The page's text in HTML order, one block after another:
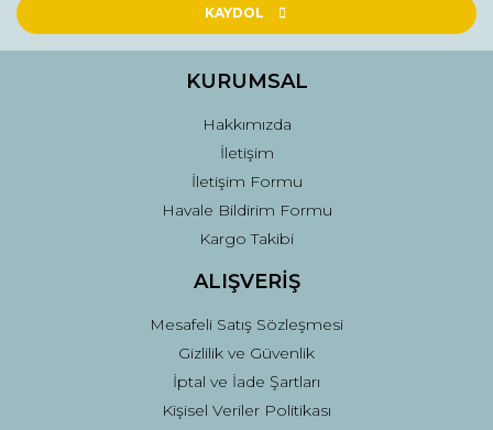
Ürün açıklamasında eksik bilgiler bulunuyor.
Ürün fiyatı diğer sitelerden daha pahalı.
Gönder
KAYDOL
KURUMSAL
Hakkımızda
İletişim
İletişim Formu
Havale Bildirim Formu
Kargo Takibi
ALIŞVERİŞ
Mesafeli Satış Sözleşmesi
Gizlilik ve Güvenlik
İptal ve İade Şartları
Kişisel Veriler Politikası